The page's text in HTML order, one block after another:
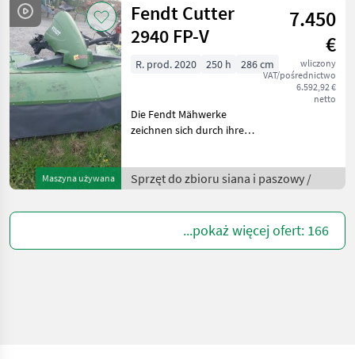
Maszyna używana
Fendt Cutter
2940 FP-V
7.450
€
wliczony
VAT/pośrednictwo
6.592,92 €
netto
R. prod. 2020 250 h 286 cm
Die Fendt Mähwerke
zeichnen sich durch ihre
spezifische Modell, Baujahr
2020, hat lediglich 250
Betriebsstunden auf de
Sprzęt do zbioru siana i paszowy /
...pokaż więcej ofert: 166